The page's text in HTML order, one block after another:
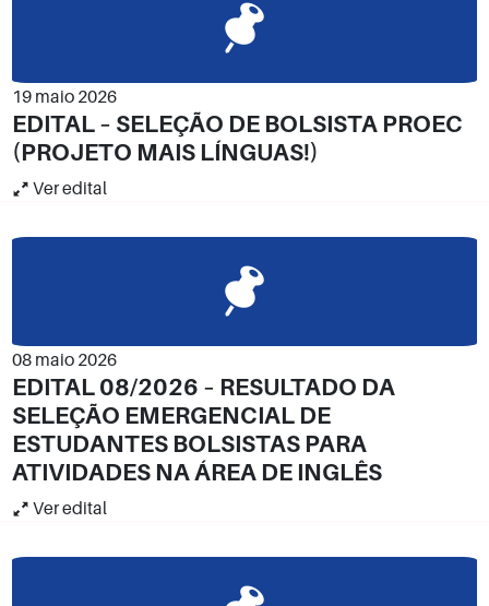
19 maio 2026
EDITAL – SELEÇÃO DE BOLSISTA PROEC
(PROJETO MAIS LÍNGUAS!)
Ver edital
08 maio 2026
EDITAL 08/2026 – RESULTADO DA
SELEÇÃO EMERGENCIAL DE
ESTUDANTES BOLSISTAS PARA
ATIVIDADES NA ÁREA DE INGLÊS
Ver edital